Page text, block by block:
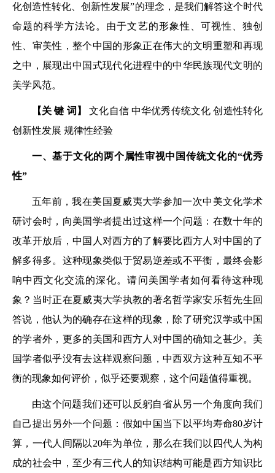
化创造性转化、创新性发展”的理念，是我们解答这个时代
命题的科学方法论。由于文艺的形象性、可视性、独创
性、审美性，整个中国的形象正在伟大的文明重塑和再现
之中，展现出中国式现代化进程中的中华民族现代文明的
美学风范。
【关 键 词】
文化自信 中华优秀传统文化 创造性转化
创新性发展 规律性经验
一、基于文化的两个属性审视中国传统文化的“优秀
性”
五年前，我在美国夏威夷大学参加一次中美文化学术
研讨会时，向美国学者提出过这样一个问题：在数十年的
改革开放后，中国人对西方的了解要比西方人对中国的了
解多得多。这种现象类似于贸易逆差或不平衡，最终会影
响中西文化交流的深化。请问美国学者如何看待这种现
象？当时正在夏威夷大学执教的著名哲学家安乐哲先生回
答说，他认为的确存在这样的现象，除了研究汉学或中国
的学者外，更多的美国和西方人对中国的确知之甚少。美
国学者似乎没有去这样观察问题，中西双方这种互知不平
衡的现象如何评价，似乎还要观察，这个问题值得重视。
由这个问题我们还可以反躬自省从另一个角度向我们
自己提出另外一个问题：假如中国当下以平均寿命80岁计
算，一代人间隔以20年为单位，那么在我们以四代人为构
成的社会中，至少有三代人的知识结构可能是西方知识比